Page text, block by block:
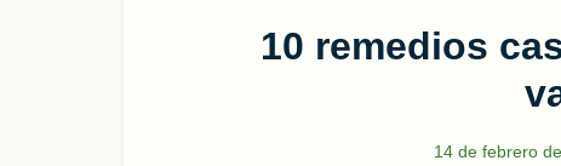
10 remedios
14 de febrero